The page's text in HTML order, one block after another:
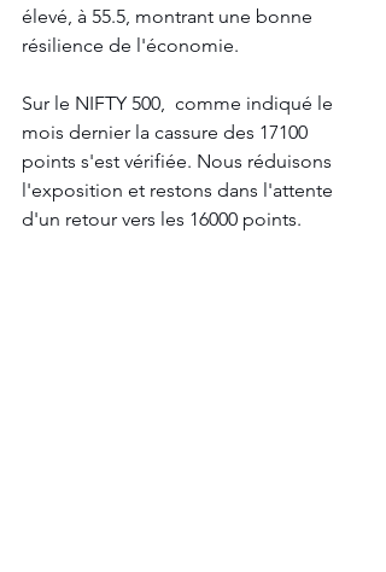
élevé, à 55.5, montrant une bonne
résilience de l'économie.
Sur le NIFTY 500,  comme indiqué le
mois dernier la cassure des 17100
points s'est vérifiée. Nous réduisons
l'exposition et restons dans l'attente
d'un retour vers les 16000 points.